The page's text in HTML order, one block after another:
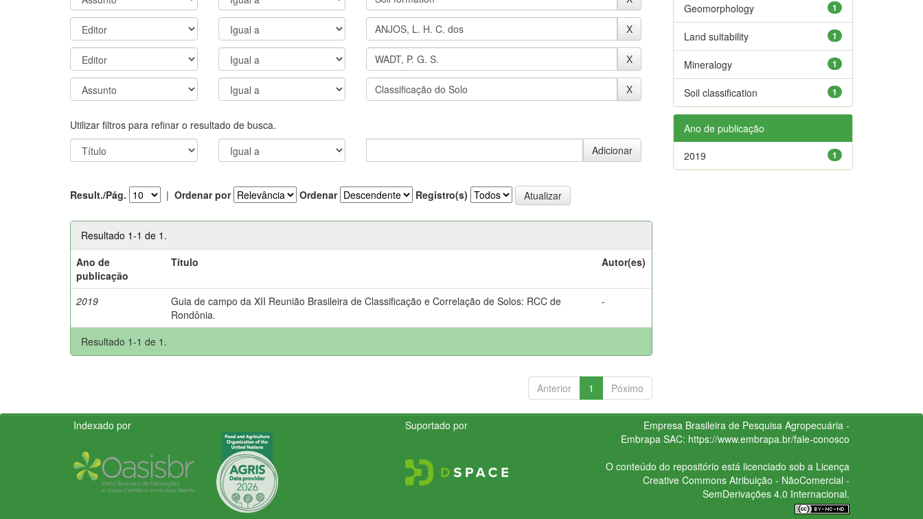
Utilizar filtros para refinar o resultado de busca.
Result./Pág. | Ordenar por Ordenar Registro(s)
Resultado 1-1 de 1.
Ano de
publicação
Título Autor(es)
2019
Guia de campo da XII Reunião Brasileira de Classificação e Correlação de Solos: RCC de
Rondônia.
-
Resultado 1-1 de 1.
Anterior 1 Póximo
1
Geomorphology
1
Land suitability
1
Mineralogy
1
Soil classification
Ano de publicação
1
2019
Indexado por Suportado por
Empresa Brasileira de Pesquisa Agropecuária -
Embrapa SAC: https://www.embrapa.br/fale-conosco
O conteúdo do repositório está licenciado sob a Licença
Creative CommonsAtribuição - NãoComercial -
SemDerivações 4.0 Internacional.